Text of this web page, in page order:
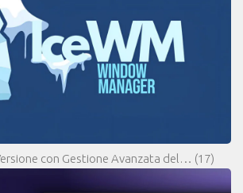
con Gestione Avanzata del… (17)